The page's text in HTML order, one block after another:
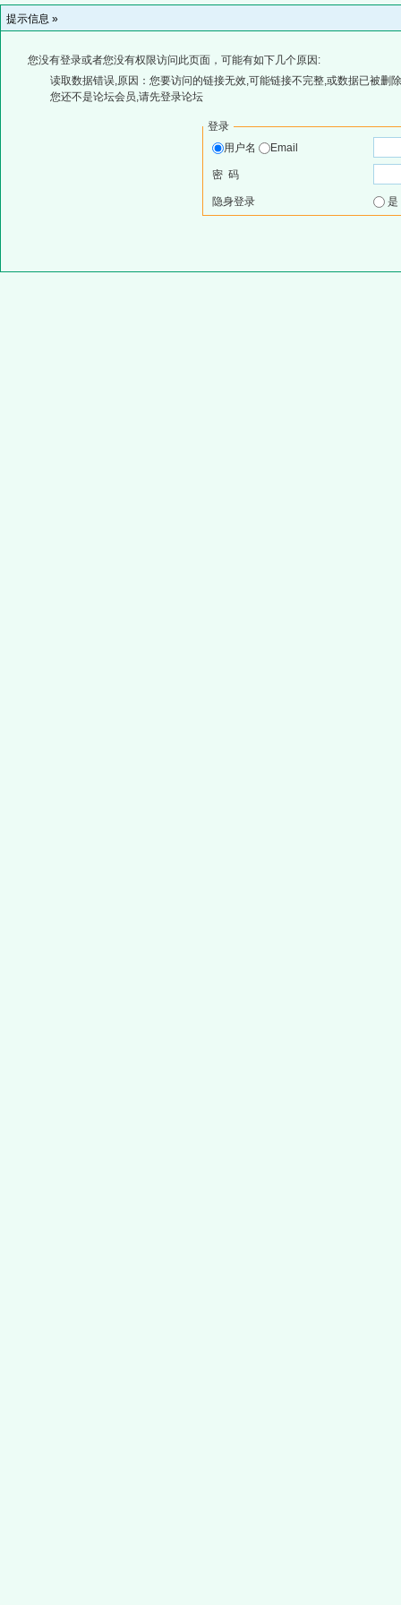
提示信息 »
您没有登录或者您没有权限访问此页面，可能有如下几个原因:
读取数据错误,原因：您要访问的链接无效,可能链接不完整,或数据已被删
您还不是论坛会员,请先登录论坛
登录
用户名
Email
密 码
隐身登录